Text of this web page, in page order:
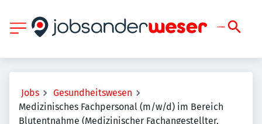
Jobs
Gesundheitswesen
Medizinisches Fachpersonal (m/w/d) im Bereich
Blutentnahme (Medizinischer Fachangestellter,